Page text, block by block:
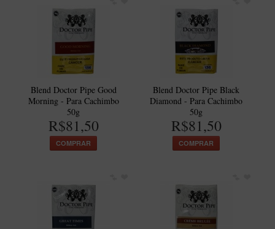
Blend Doctor Pipe Good
Morning - Para Cachimbo
50g
R$81,50
COMPRAR
Blend Doctor Pipe Black
Diamond - Para Cachimbo
50g
R$81,50
COMPRAR